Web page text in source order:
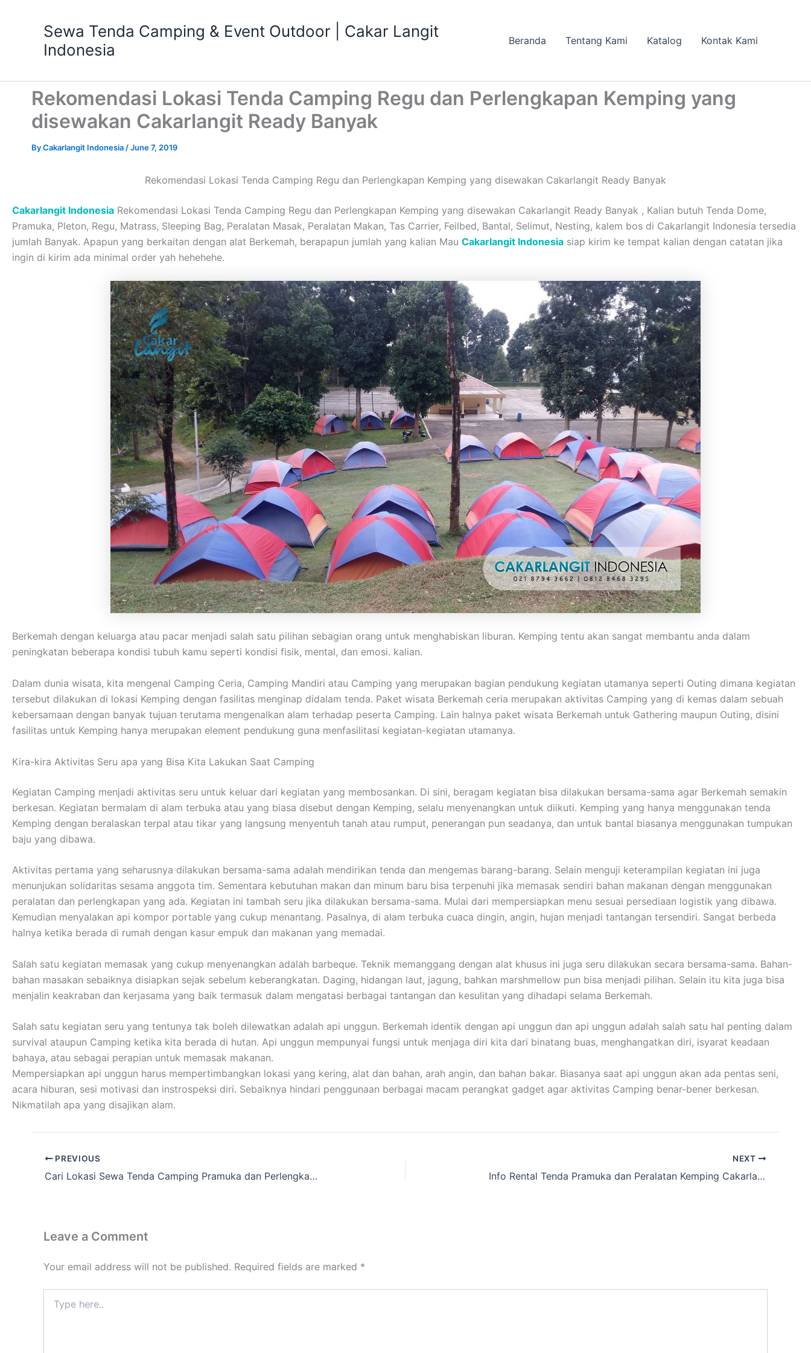
Sewa Tenda Camping & Event Outdoor | Cakar Langit
Indonesia
Beranda Tentang Kami Katalog Kontak Kami
Rekomendasi Lokasi Tenda Camping Regu dan Perlengkapan Kemping yang
disewakan Cakarlangit Ready Banyak
ByCakarlangit Indonesia /June 7, 2019
Rekomendasi Lokasi Tenda Camping Regu dan Perlengkapan Kemping yang disewakan Cakarlangit Ready Banyak
Cakarlangit Indonesia Rekomendasi Lokasi Tenda Camping Regu dan Perlengkapan Kemping yang disewakan Cakarlangit Ready Banyak , Kalian butuh Tenda Dome,
Pramuka, Pleton, Regu, Matrass, Sleeping Bag, Peralatan Masak, Peralatan Makan, Tas Carrier, Feilbed, Bantal, Selimut, Nesting, kalem bos di Cakarlangit Indonesia tersedia
jumlah Banyak. Apapun yang berkaitan dengan alat Berkemah, berapapun jumlah yang kalian Mau Cakarlangit Indonesia siap kirim ke tempat kalian dengan catatan jika
ingin di kirim ada minimal order yah hehehehe.
Berkemah dengan keluarga atau pacar menjadi salah satu pilihan sebagian orang untuk menghabiskan liburan. Kemping tentu akan sangat membantu anda dalam
peningkatan beberapa kondisi tubuh kamu seperti kondisi fisik, mental, dan emosi. kalian.
Dalam dunia wisata, kita mengenal Camping Ceria, Camping Mandiri atau Camping yang merupakan bagian pendukung kegiatan utamanya seperti Outing dimana kegiatan
tersebut dilakukan di lokasi Kemping dengan fasilitas menginap didalam tenda. Paket wisata Berkemah ceria merupakan aktivitas Camping yang di kemas dalam sebuah
kebersamaan dengan banyak tujuan terutama mengenalkan alam terhadap peserta Camping. Lain halnya paket wisata Berkemah untuk Gathering maupun Outing, disini
fasilitas untuk Kemping hanya merupakan element pendukung guna menfasilitasi kegiatan-kegiatan utamanya.
Kira-kira Aktivitas Seru apa yang Bisa Kita Lakukan Saat Camping
Kegiatan Camping menjadi aktivitas seru untuk keluar dari kegiatan yang membosankan. Di sini, beragam kegiatan bisa dilakukan bersama-sama agar Berkemah semakin
berkesan. Kegiatan bermalam di alam terbuka atau yang biasa disebut dengan Kemping, selalu menyenangkan untuk diikuti. Kemping yang hanya menggunakan tenda
Kemping dengan beralaskan terpal atau tikar yang langsung menyentuh tanah atau rumput, penerangan pun seadanya, dan untuk bantal biasanya menggunakan tumpukan
baju yang dibawa.
Aktivitas pertama yang seharusnya dilakukan bersama-sama adalah mendirikan tenda dan mengemas barang-barang. Selain menguji keterampilan kegiatan ini juga
menunjukan solidaritas sesama anggota tim. Sementara kebutuhan makan dan minum baru bisa terpenuhi jika memasak sendiri bahan makanan dengan menggunakan
peralatan dan perlengkapan yang ada. Kegiatan ini tambah seru jika dilakukan bersama-sama. Mulai dari mempersiapkan menu sesuai persediaan logistik yang dibawa.
Kemudian menyalakan api kompor portable yang cukup menantang. Pasalnya, di alam terbuka cuaca dingin, angin, hujan menjadi tantangan tersendiri. Sangat berbeda
halnya ketika berada di rumah dengan kasur empuk dan makanan yang memadai.
Salah satu kegiatan memasak yang cukup menyenangkan adalah barbeque. Teknik memanggang dengan alat khusus ini juga seru dilakukan secara bersama-sama. Bahan-
bahan masakan sebaiknya disiapkan sejak sebelum keberangkatan. Daging, hidangan laut, jagung, bahkan marshmellow pun bisa menjadi pilihan. Selain itu kita juga bisa
menjalin keakraban dan kerjasama yang baik termasuk dalam mengatasi berbagai tantangan dan kesulitan yang dihadapi selama Berkemah.
Salah satu kegiatan seru yang tentunya tak boleh dilewatkan adalah api unggun. Berkemah identik dengan api unggun dan api unggun adalah salah satu hal penting dalam
survival ataupun Camping ketika kita berada di hutan. Api unggun mempunyai fungsi untuk menjaga diri kita dari binatang buas, menghangatkan diri, isyarat keadaan
bahaya, atau sebagai perapian untuk memasak makanan.
Mempersiapkan api unggun harus mempertimbangkan lokasi yang kering, alat dan bahan, arah angin, dan bahan bakar. Biasanya saat api unggun akan ada pentas seni,
acara hiburan, sesi motivasi dan instrospeksi diri. Sebaiknya hindari penggunaan berbagai macam perangkat gadget agar aktivitas Camping benar-bener berkesan.
Nikmatilah apa yang disajikan alam.
PREVIOUS
Cari Lokasi Sewa Tenda Camping Pramuka dan Perlengkapan Camping daerah Tanjungsari,Bandung
NEXT
Info Rental Tenda Pramuka dan Peralatan Kemping Cakarlangit Ready Banyak daerah Kertaraharja ,Karawang
Leave a Comment
Your email address will not be published. Required fields are marked *
here..